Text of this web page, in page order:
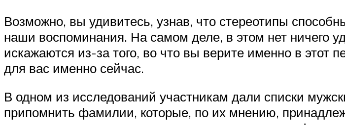
Возможно, вы удивитесь, узнав, что стереотипы
наши воспоминания. На самом деле, в этом нет ничего
искажаются из-за того, во что вы верите именно в этот
для вас именно сейчас.
В одном из исследований участникам дали списки
припомнить фамилии, которые, по их мнению,